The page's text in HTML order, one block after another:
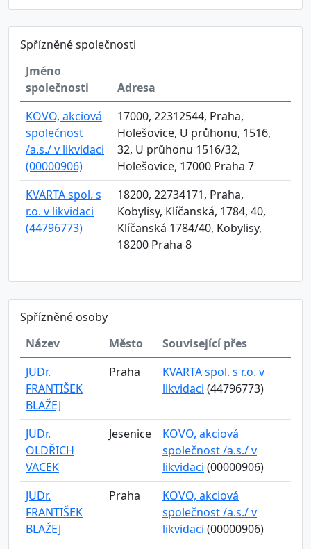
Spřízněné společnosti
Jméno
společnosti
Adresa
KOVO, akciová
společnost
/a.s./ v likvidaci
(00000906)
17000, 22312544, Praha,
Holešovice, U průhonu, 1516,
32, U průhonu 1516/32,
Holešovice, 17000 Praha 7
KVARTA spol. s
r.o. v likvidaci
(44796773)
18200, 22734171, Praha,
Kobylisy, Klíčanská, 1784, 40,
Klíčanská 1784/40, Kobylisy,
18200 Praha 8
Spřízněné osoby
Název
Město
Související přes
JUDr.
FRANTIŠEK
BLAŽEJ
Praha
KVARTA spol. s r.o. v
likvidaci (44796773)
JUDr.
OLDŘICH
VACEK
Jesenice
KOVO, akciová
společnost /a.s./ v
likvidaci (00000906)
JUDr.
FRANTIŠEK
BLAŽEJ
Praha
KOVO, akciová
společnost /a.s./ v
likvidaci (00000906)